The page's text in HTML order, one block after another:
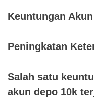
Keuntungan
Peningkatan
Salah satu
akun depo 10k